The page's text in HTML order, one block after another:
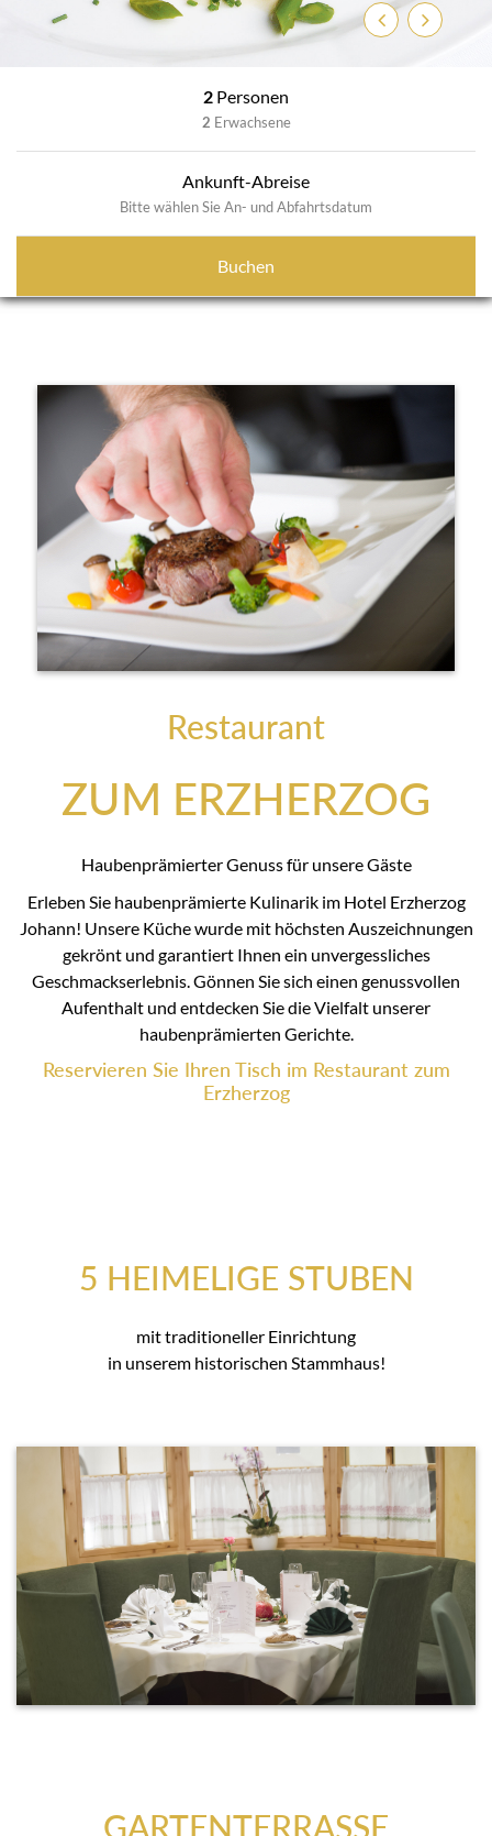
ZurückWeiter
2 Personen
2 Erwachsene
Ankunft-Abreise
Bitte wählen Sie An- und Abfahrtsdatum
Buchen
Restaurant
ZUM ERZHERZOG
Haubenprämierter Genuss für unsere Gäste
Erleben Sie haubenprämierte Kulinarik im Hotel Erzherzog
Johann! Unsere Küche wurde mit höchsten Auszeichnungen
gekrönt und garantiert Ihnen ein unvergessliches
Geschmackserlebnis. Gönnen Sie sich einen genussvollen
Aufenthalt und entdecken Sie die Vielfalt unserer
haubenprämierten Gerichte.
Reservieren Sie Ihren Tisch im Restaurant zum
Erzherzog
5 HEIMELIGE STUBEN
mit traditioneller Einrichtung
in unserem historischen Stammhaus!
GARTENTERRASSE